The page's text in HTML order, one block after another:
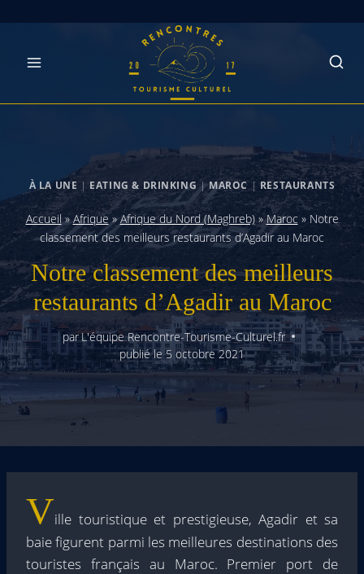
À LA UNE | EATING & DRINKING |MAROC|RESTAURANTS
Accueil»Afrique»Afrique du Nord (Maghreb)»Maroc » Notre
classement des meilleurs restaurants d’Agadir au Maroc
Notre classement des meilleurs
restaurants d’Agadir au Maroc
parL'équipe Rencontre-Tourisme-Culturel.fr
publié le 5 octobre 2021
Ville touristique et prestigieuse, Agadir et sa
baie figurent parmi les meilleures destinations des
touristes français au Maroc. Premier port de